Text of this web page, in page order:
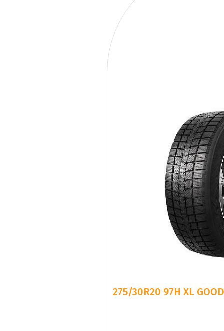
275/30R20 97H XL